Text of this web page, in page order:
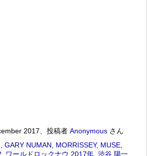
2017 、投稿者 Anonymousさん
GARY NUMAN MORRISSEY MUSE
ワールドロックナウ 2017年 渋谷 陽一